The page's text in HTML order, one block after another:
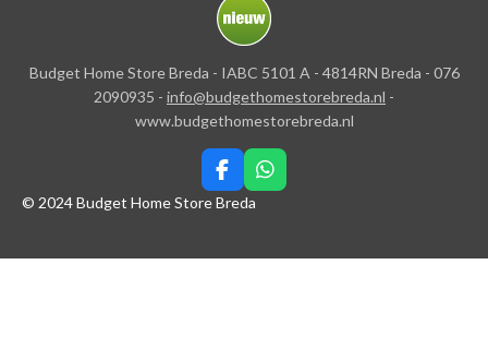
Budget Home Store Breda - IABC 5101 A - 4814RN Breda - 076
2090935 - info@budgethomestorebreda.nl -
www.budgethomestorebreda.nl
F
a
b
W
h
s
© 2024 Budget Home Store Breda